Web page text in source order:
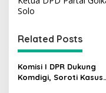
s
n
a
v
Solo
Related Posts
Komisi I DPR Dukung
Komdigi, Soroti Kasus